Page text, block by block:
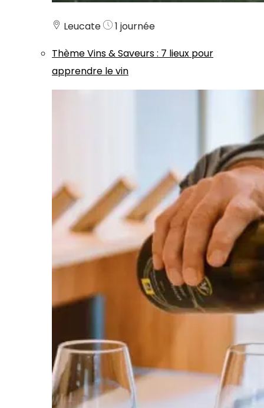
Leucate
1 journée
ThèmeVins & Saveurs: 7 lieux pour
apprendre le vin